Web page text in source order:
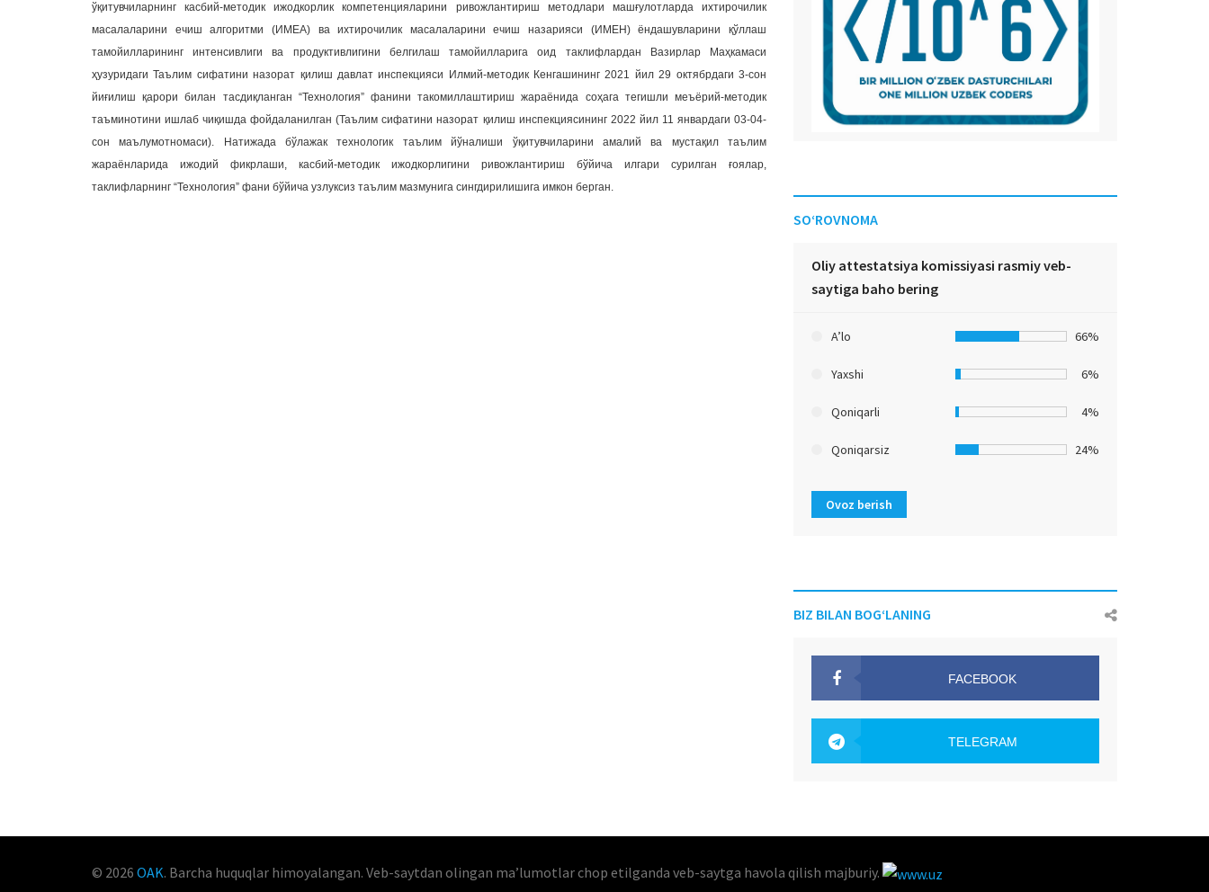
ўқитувчиларнинг касбий-методик ижодкорлик компетенцияларини ривожлантириш методлари машғулотларда ихтирочилик
масалаларини ечиш алгоритми (ИМЕА) ва ихтирочилик масалаларини ечиш назарияси (ИМЕН) ёндашувларини қўллаш
тамойилларининг интенсивлиги ва продуктивлигини белгилаш тамойилларига оид таклифлардан Вазирлар Маҳкамаси
ҳузуридаги Таълим сифатини назорат қилиш давлат инспекцияси Илмий-методик Кенгашининг 2021 йил 29 октябрдаги 3-сон
йиғилиш қарори билан тасдиқланган “Технология” фанини такомиллаштириш жараёнида соҳага тегишли меъёрий-методик
таъминотини ишлаб чиқишда фойдаланилган (Таълим сифатини назорат қилиш инспекциясининг 2022 йил 11 январдаги 03-04-
сон маълумотномаси). Натижада бўлажак технологик таълим йўналиши ўқитувчиларини амалий ва мустақил таълим
жараёнларида ижодий фикрлаши, касбий-методик ижодкорлигини ривожлантириш бўйича илгари сурилган ғоялар,
таклифларнинг “Технология” фани бўйича узлуксиз таълим мазмунига сингдирилишига имкон берган.
SO‘ROVNOMA
Oliy attestatsiya komissiyasi rasmiy veb-
saytiga baho bering
A’lo 66%
Yaxshi 6%
Qoniqarli 4%
Qoniqarsiz 24%
Ovoz berish
BIZ BILAN BOG‘LANING
FACEBOOK
TELEGRAM
© 2026 OAK. Barcha huquqlar himoyalangan. Veb-saytdan olingan maʼlumotlar chop etilganda veb-saytga havola qilish majburiy.